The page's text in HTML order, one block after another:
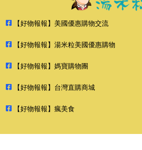
【好物報報】美國優惠購物交流
【好物報報】湯米粒美國優惠購物
【好物報報】媽寶購物團
【好物報報】台灣直購商城
【好物報報】瘋美食